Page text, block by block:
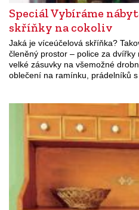
Speciál Vybíráme
skříňky na cokoliv
Jaká je víceúčelová skříňka?
členěný prostor – police za
velké zásuvky na všemožné
oblečení na ramínku, prádelníků